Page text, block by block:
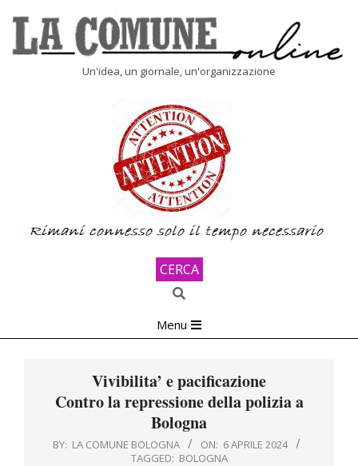
content
Un'idea, un giornale, un'organizzazione
CERCA
Search
Navigation
Menu
Vivibilita’ e pacificazione
Contro la repressione della polizia a
Bologna
BY: LA COMUNE BOLOGNA ON: 6 APRILE 2024
TAGGED: BOLOGNA